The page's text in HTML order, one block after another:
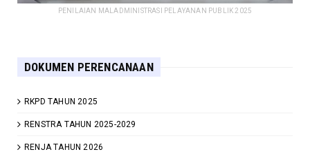
PENILAIAN MALADMINISTRASI PELAYANAN PUBLIK 2025
DOKUMEN PERENCANAAN
RKPD TAHUN 2025
RENSTRA TAHUN 2025-2029
RENJA TAHUN 2026